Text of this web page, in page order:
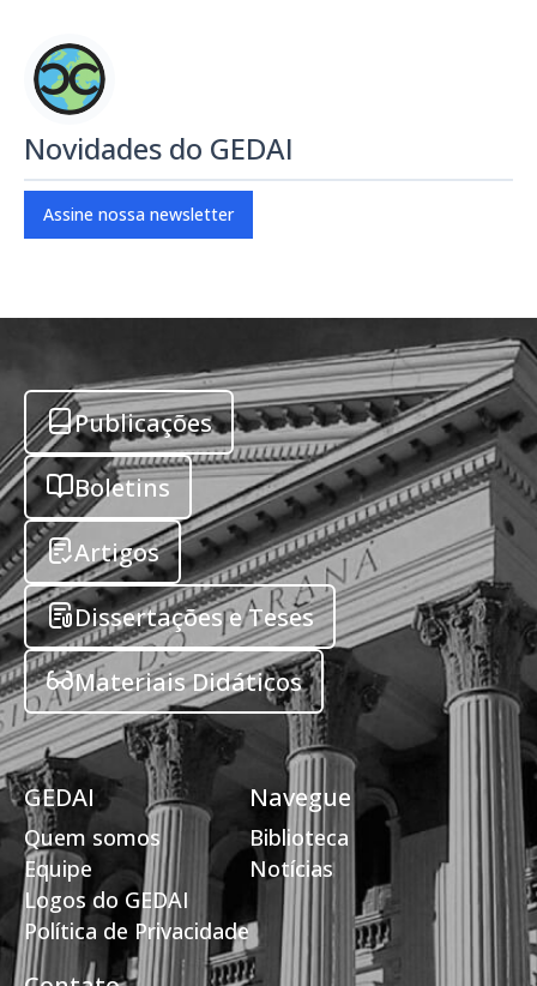
Novidades do GEDAI
Assine nossa newsletter
Publicações
Boletins
Artigos
Dissertações e Teses
Materiais Didáticos
GEDAI
Quem somos
Equipe
Logos do GEDAI
Política de Privacidade
Navegue
Biblioteca
Notícias